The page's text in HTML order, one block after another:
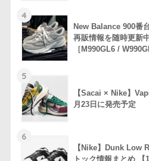
4
New Balance 900番
再販情報を随時更新
［M990GL6 /
5
【Sacai × Nike】
月23日に発売予定
6
【Nike】Dunk Low
トック情報まとめ